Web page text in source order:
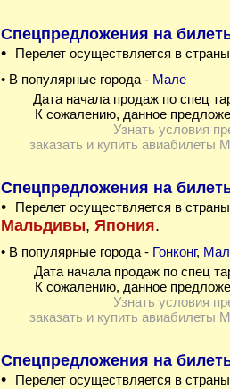
Спецпредложения на
•
Перелет осуществляется в
• В популярные города - Мале
Дата начала продаж по спец
К сожалению, данное
Узнать условия
заказать и купить
Спецпредложения на
•
Перелет осуществляется в
Мальдивы, Япония.
• В популярные города - Гонконг,
Дата начала продаж по спец
К сожалению, данное
Узнать условия
заказать и купить
Спецпредложения на
•
Перелет осуществляется в